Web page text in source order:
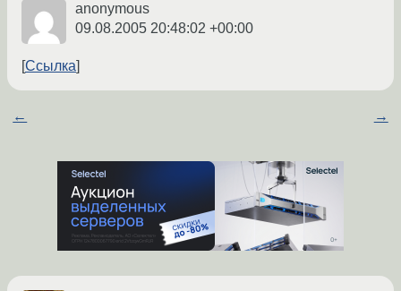
anonymous
09.08.2005 20:48:02 +00:00
Ссылка
← →